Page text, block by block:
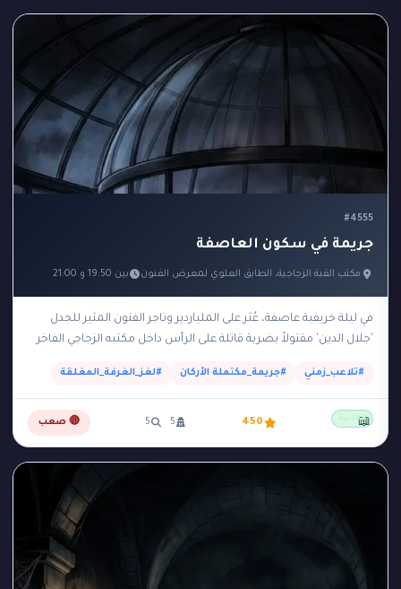
#4555
جريمة في سكون العاصفة
مكتب القبة الزجاجية، الطابق العلوي لمعرض الفنون بين 19:50 و 21:00
في ليلة خريفية عاصفة، عُثر على الملياردير وتاجر الفنون المثير للجدل
'جلال الدين' مقتولاً بضربة قاتلة على الرأس داخل مكتبه الزجاجي الفاخر
#تلاعب_زمني #جريمة_مكتملة الأركان #لغز_الغرفة_المغلقة
مجانية 450
5
5 🔴 صعب 📖